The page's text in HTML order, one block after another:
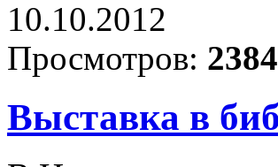
10.10.2012
Просмотров: 2384
Выставка в